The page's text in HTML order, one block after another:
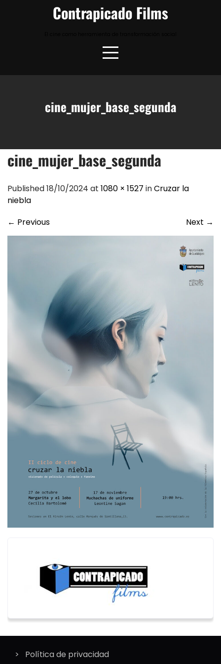
Contrapicado Films
cine_mujer_base_segunda
cine_mujer_base_segunda
Published 18/10/2024 at 1080 × 1527 inCruzar la
niebla
← Previous Next →
Política de privacidad